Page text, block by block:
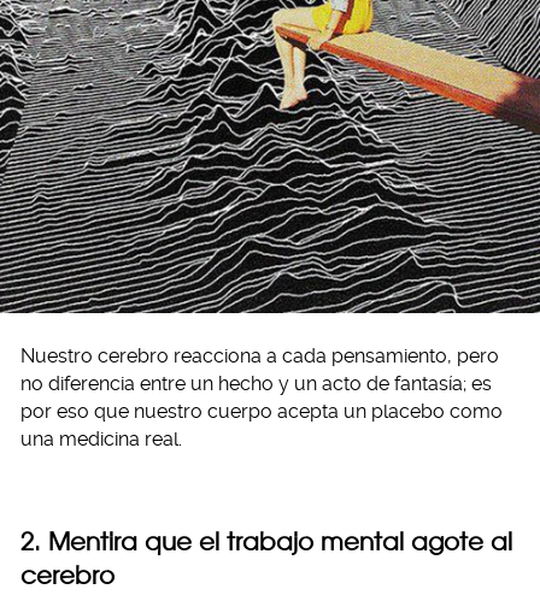
Nuestro cerebro reacciona a cada pensamiento, pero
no diferencia entre un hecho y un acto de fantasía; es
por eso que nuestro cuerpo acepta un placebo como
una medicina real.
2. Mentira que el trabajo mental agote al
cerebro